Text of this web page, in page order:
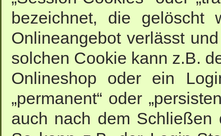
bezeichnet, die gelöscht
Onlineangebot verlässt
solchen Cookie kann z.B.
Onlineshop oder ein
„permanent“ oder
auch nach dem Schließen